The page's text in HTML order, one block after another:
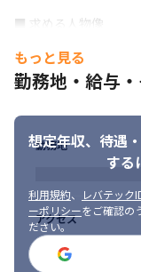
■ この仕事の面白み、
ず、望めばサーバー
・多様性あるメンバー
スキルを得られます
開発とは異なる難しさ
■ 求める人物像
て物事を成し遂げるこ
・主体的に前向きに物
＜いずれかに当ては
・自分の技術や能力
・世界を巻き込んで
・自分のプロダクト
らしたいと思ってい
・新たなライフスタ
・未経験領域への挑
・IoT化によるユーザ
もっと見る
勤務地・給与
想定年収、待遇
する
利用規約、 レバテック
ーポリシーをご確認の
ださい。
勤務地
アクセス